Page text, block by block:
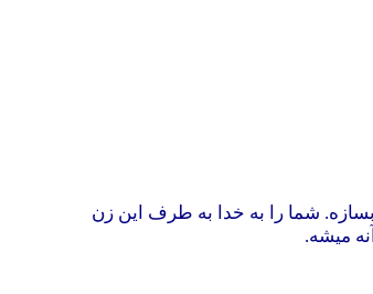
شما را به خدا به طرف این زن
میشه.